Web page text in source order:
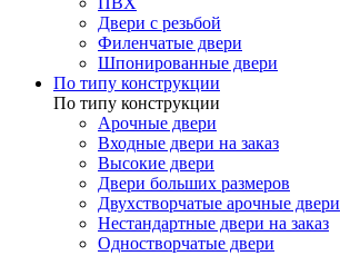
Двери с резьбой
Филенчатые двери
Шпонированные двери
По типу конструкции
По типу конструкции
Арочные двери
Входные двери на заказ
Высокие двери
Двери больших размеров
Двухстворчатые арочные двери
Нестандартные двери на заказ
Одностворчатые двери